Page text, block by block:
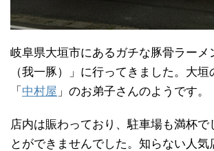
岐阜県大垣市にあるガチな豚骨ラーメ
（我一豚）」に行ってきました。大
「 中村屋 」のお弟子さんのようです。
店内は賑わっており、駐車場も満杯で
とができませんでした。知らない人気